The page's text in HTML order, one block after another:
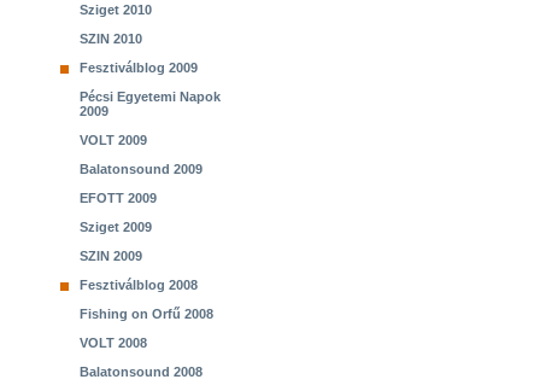
Sziget 2010
SZIN 2010
Fesztiválblog 2009
Pécsi Egyetemi Napok
2009
VOLT 2009
Balatonsound 2009
EFOTT 2009
Sziget 2009
SZIN 2009
Fesztiválblog 2008
Fishing on Orfű 2008
VOLT 2008
Balatonsound 2008